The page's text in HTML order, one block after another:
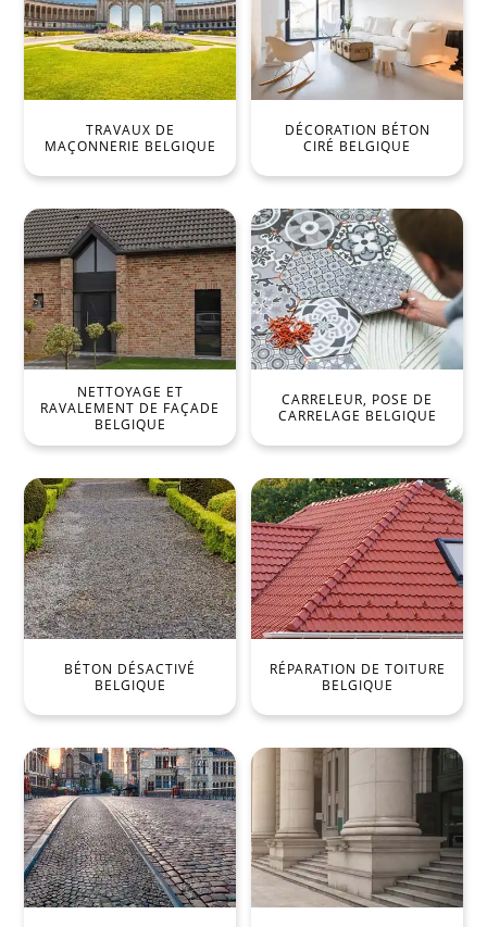
TRAVAUX DE
MAÇONNERIE BELGIQUE
DÉCORATION BÉTON
CIRÉ BELGIQUE
NETTOYAGE ET
RAVALEMENT DE FAÇADE
BELGIQUE
CARRELEUR, POSE DE
CARRELAGE BELGIQUE
BÉTON DÉSACTIVÉ
BELGIQUE
RÉPARATION DE TOITURE
BELGIQUE